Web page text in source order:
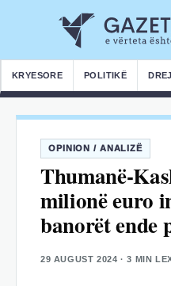
KRYESORE POLITIKË
OPINION / ANALIZË
Thumanë-
milionë euro
banorët ende
29 AUGUST 2024 · 3 MIN